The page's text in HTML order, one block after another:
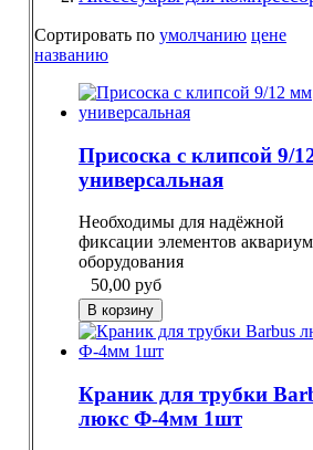
Сортировать по умолчанию цене
названию
Присоска с клипсой 9/
универсальная
Необходимы для надёжной
фиксации элементов
оборудования
50,00 руб
Краник для трубки
люкс Ф-4мм 1шт